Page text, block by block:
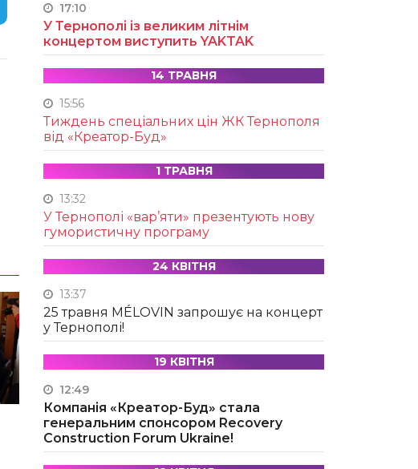
17:10
У Тернополі із великим літнім
концертом виступить YAKTAK
14 ТРАВНЯ
15:56
Тиждень спеціальних цін ЖК Тернополя
від «Креатор-Буд»
1 ТРАВНЯ
13:32
У Тернополі «вар’яти» презентують нову
гумористичну програму
24 КВІТНЯ
13:37
25 травня MÉLOVIN запрошує на концерт
у Тернополі!
19 КВІТНЯ
12:49
Компанія «Креатор-Буд» стала
генеральним спонсором Recovery
Construction Forum Ukraine!